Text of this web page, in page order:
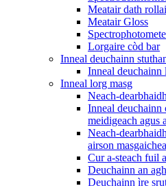
Meatair dath
Meatair Gloss
Lorgaire còd bar
Inneal deuchainn
Inneal deuchainn
Inneal lorg masg
Neach-
Inneal deuchainn
meidigeach agus
Neach-
airson
Cur a-steach fuil
Deuchainn an
Deuchainn ìre